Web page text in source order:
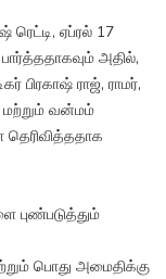
ரெட்டி, ஏப்ரல் 17
அதில்,
பிரகாஷ் ராஜ், ராமர்,
மற்றும் வன்மம்
புண்படுத்தும்
பொது அமைதிக்கு